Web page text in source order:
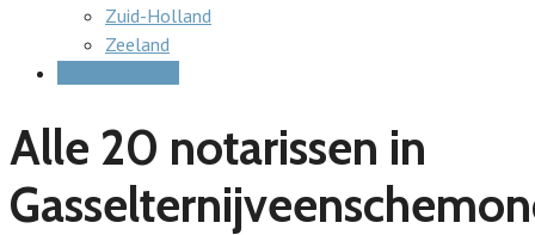
Zuid-Holland
Zeeland
Alle 20 notarissen in